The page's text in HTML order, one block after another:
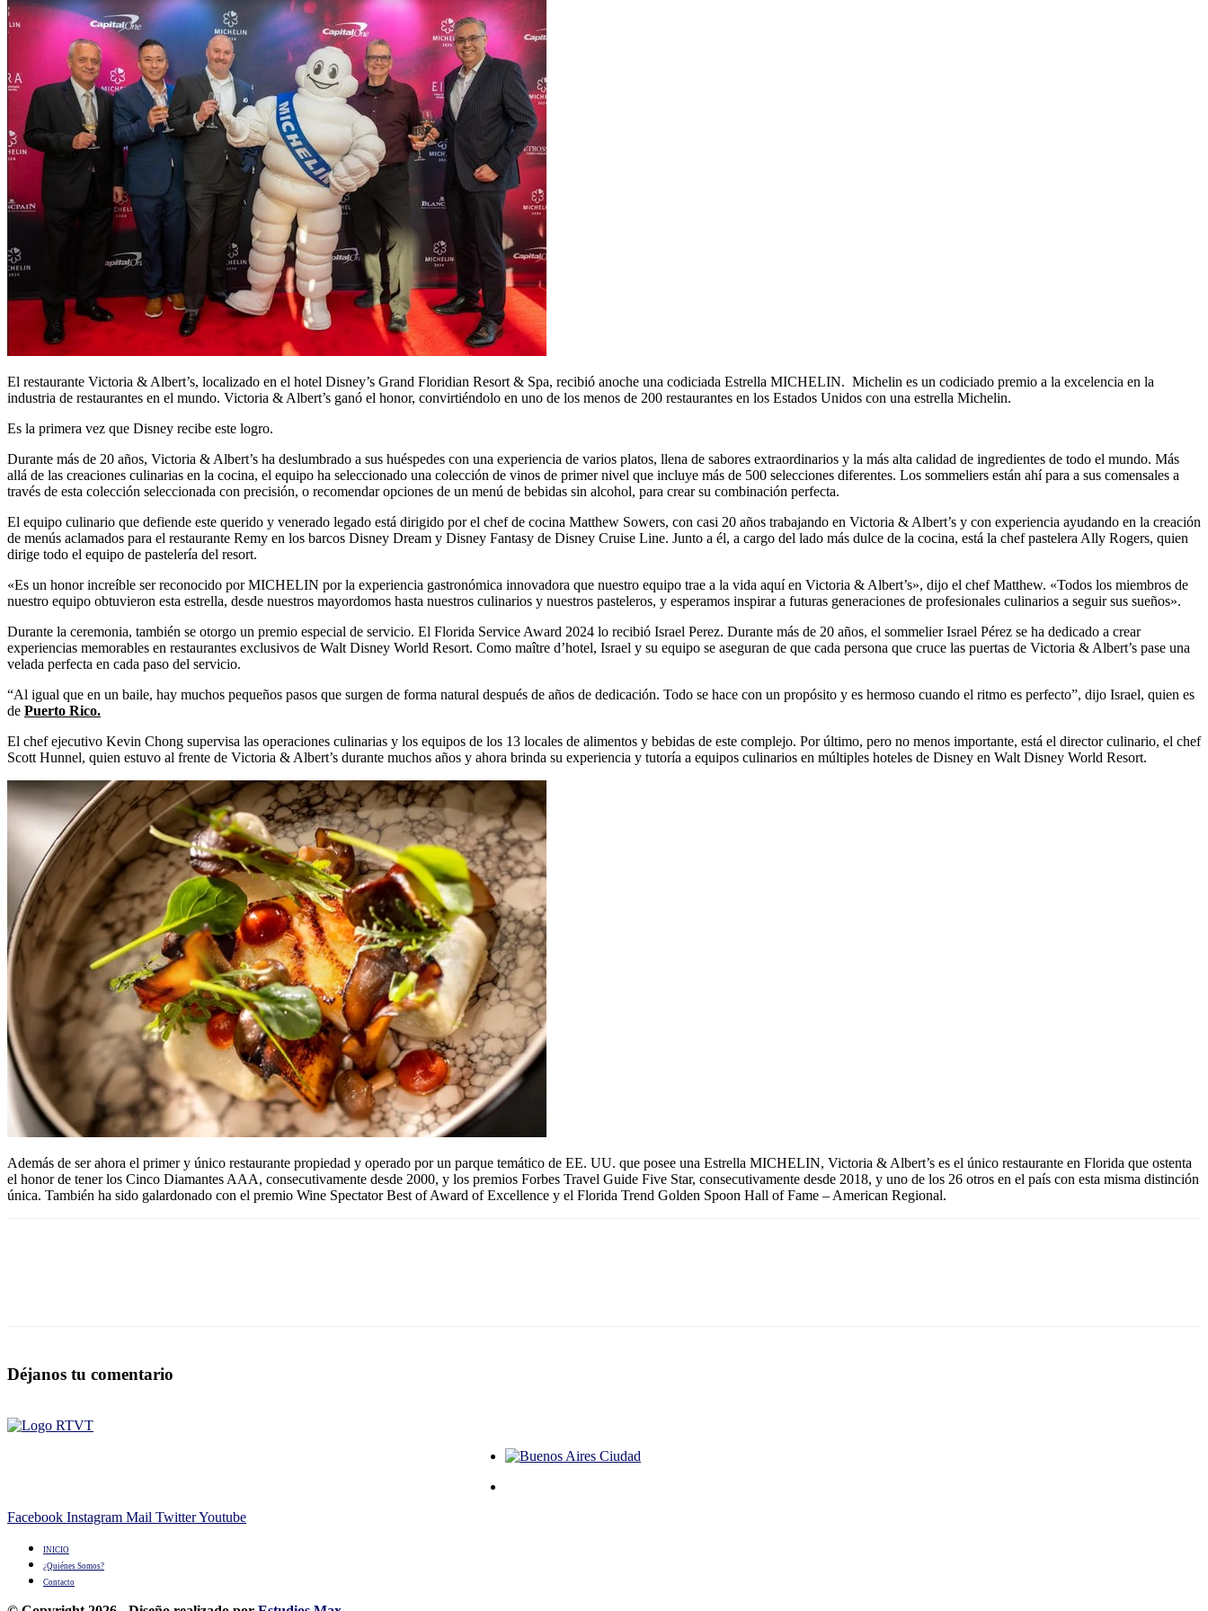
El restaurante Victoria & Albert’s, localizado en el hotel Disney’s Grand Floridian Resort & Spa, recibió anoche una codiciada Estrella MICHELIN. Michelin es un codiciado premio a la excelencia en la
industria de restaurantes en el mundo. Victoria & Albert’s ganó el honor, convirtiéndolo en uno de los menos de 200 restaurantes en los Estados Unidos con una estrella Michelin.
Es la primera vez que Disney recibe este logro.
Durante más de 20 años, Victoria & Albert’s ha deslumbrado a sus huéspedes con una experiencia de varios platos, llena de sabores extraordinarios y la más alta calidad de ingredientes de todo el mundo. Más
allá de las creaciones culinarias en la cocina, el equipo ha seleccionado una colección de vinos de primer nivel que incluye más de 500 selecciones diferentes. Los sommeliers están ahí para a sus comensales a
través de esta colección seleccionada con precisión, o recomendar opciones de un menú de bebidas sin alcohol, para crear su combinación perfecta.
El equipo culinario que defiende este querido y venerado legado está dirigido por el chef de cocina Matthew Sowers, con casi 20 años trabajando en Victoria & Albert’s y con experiencia ayudando en la creación
de menús aclamados para el restaurante Remy en los barcos Disney Dream y Disney Fantasy de Disney Cruise Line. Junto a él, a cargo del lado más dulce de la cocina, está la chef pastelera Ally Rogers, quien
dirige todo el equipo de pastelería del resort.
«Es un honor increíble ser reconocido por MICHELIN por la experiencia gastronómica innovadora que nuestro equipo trae a la vida aquí en Victoria & Albert’s», dijo el chef Matthew. «Todos los miembros de
nuestro equipo obtuvieron esta estrella, desde nuestros mayordomos hasta nuestros culinarios y nuestros pasteleros, y esperamos inspirar a futuras generaciones de profesionales culinarios a seguir sus sueños».
Durante la ceremonia, también se otorgo un premio especial de servicio. El Florida Service Award 2024 lo recibió Israel Perez. Durante más de 20 años, el sommelier Israel Pérez se ha dedicado a crear
experiencias memorables en restaurantes exclusivos de Walt Disney World Resort. Como maître d’hotel, Israel y su equipo se aseguran de que cada persona que cruce las puertas de Victoria & Albert’s pase una
velada perfecta en cada paso del servicio.
“Al igual que en un baile, hay muchos pequeños pasos que surgen de forma natural después de años de dedicación. Todo se hace con un propósito y es hermoso cuando el ritmo es perfecto”, dijo Israel, quien es
de Puerto Rico.
El chef ejecutivo Kevin Chong supervisa las operaciones culinarias y los equipos de los 13 locales de alimentos y bebidas de este complejo. Por último, pero no menos importante, está el director culinario, el chef
Scott Hunnel, quien estuvo al frente de Victoria & Albert’s durante muchos años y ahora brinda su experiencia y tutoría a equipos culinarios en múltiples hoteles de Disney en Walt Disney World Resort.
Además de ser ahora el primer y único restaurante propiedad y operado por un parque temático de EE. UU. que posee una Estrella MICHELIN, Victoria & Albert’s es el único restaurante en Florida que ostenta
el honor de tener los Cinco Diamantes AAA, consecutivamente desde 2000, y los premios Forbes Travel Guide Five Star, consecutivamente desde 2018, y uno de los 26 otros en el país con esta misma distinción
única. También ha sido galardonado con el premio Wine Spectator Best of Award of Excellence y el Florida Trend Golden Spoon Hall of Fame – American Regional.
Déjanos tu comentario
Facebook Instagram Mail TwitterYoutube
INICIO
¿Quiénes Somos?
Contacto